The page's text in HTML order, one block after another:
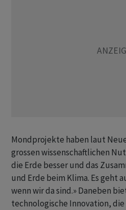
Mondprojekte haben laut
grossen wissenschaftlichen
die Erde besser und das
und Erde beim Klima. Es geht
wenn wir da sind.» Daneben
technologische Innovation, die